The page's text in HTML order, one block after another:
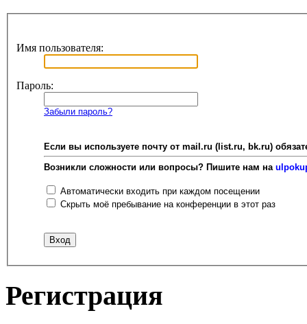
Имя пользователя:
Пароль:
Забыли пароль?
Если вы используете почту от mail.ru (list.ru, bk.ru)
Возникли сложности или вопросы? Пишите нам на
Автоматически входить при каждом посещении
Скрыть моё пребывание на конференции в этот раз
Регистрация